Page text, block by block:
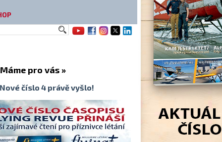
pro vás »
Nové číslo 4 právě vyšlo!